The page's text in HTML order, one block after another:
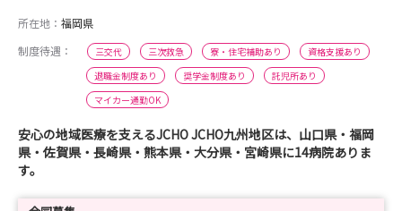
所在地： 福岡県
制度待遇：
三交代 三次救急 寮・住宅補助あり
資格支援あり
退職金制度あり
奨学金制度あり
託児所あり
マイカー通勤OK
安心の地域医療を支えるJCHO JCHO九州地区は、山口県・福岡
県・佐賀県・長崎県・熊本県・大分県・宮崎県に14病院ありま
す。